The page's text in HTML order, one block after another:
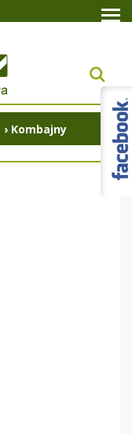
› Kombajny